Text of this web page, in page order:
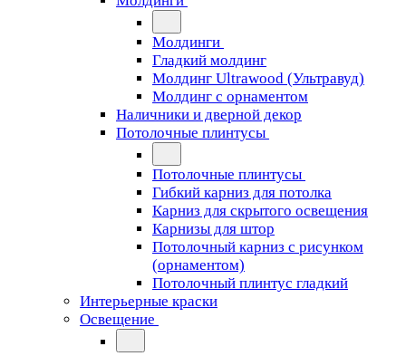
Молдинги
Гладкий молдинг
Молдинг Ultrawood (Ультравуд)
Молдинг с орнаментом
Наличники и дверной декор
Потолочные плинтусы
Потолочные плинтусы
Гибкий карниз для потолка
Карниз для скрытого освещения
Карнизы для штор
Потолочный карниз с рисунком
(орнаментом)
Потолочный плинтус гладкий
Интерьерные краски
Освещение